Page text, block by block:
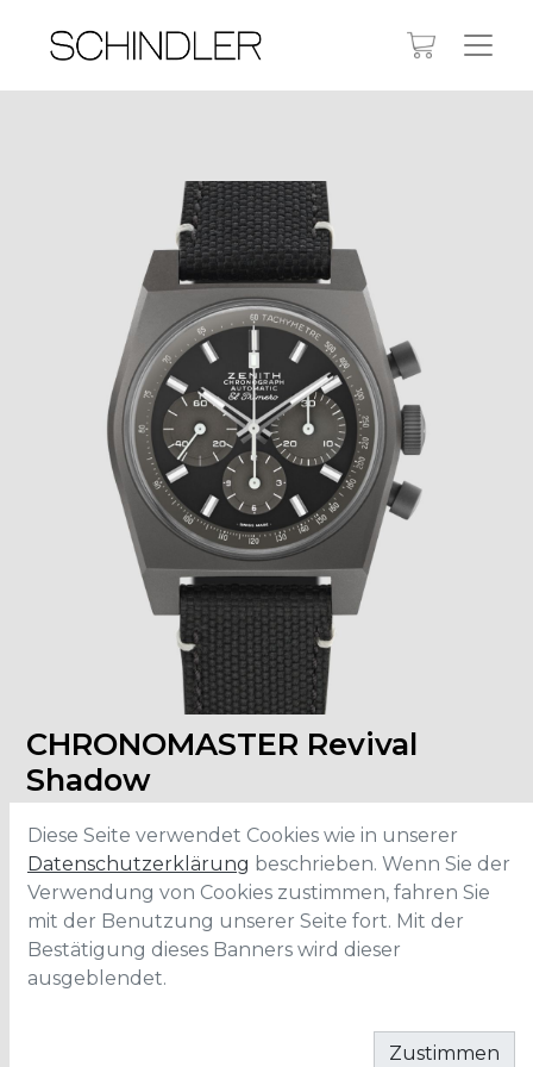
CHRONOMASTER Revival
Shadow
97.T384.4061/21.C822
Grösse:
37mm
Material
Titanium
Schwarzer Cordura
Wasserdichtigkeit: 5 ATM
IN DEN WARENKORB
Diese Seite verwendet Cookies wie in unserer
Datenschutzerklärung beschrieben. Wenn Sie der
Verwendung von Cookies zustimmen, fahren Sie
mit der Benutzung unserer Seite fort. Mit der
Bestätigung dieses Banners wird dieser
ausgeblendet.
Zustimmen